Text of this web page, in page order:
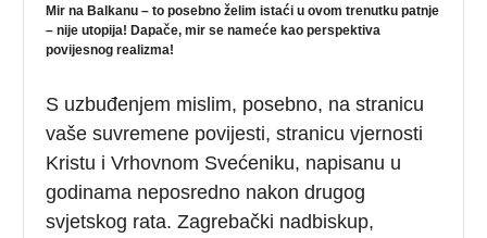
Mir na Balkanu – to posebno želim istaći u ovom trenutku patnje
– nije utopija! Dapače, mir se nameće kao perspektiva
povijesnog realizma!
S uzbuđenjem mislim, posebno, na stranicu
vaše suvremene povijesti, stranicu vjernosti
Kristu i Vrhovnom Svećeniku, napisanu u
godinama neposredno nakon drugog
svjetskog rata. Zagrebački nadbiskup,